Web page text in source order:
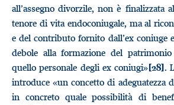
all’assegno divorzile, non è finalizzata
tenore di vita endoconiugale, ma al
e del contributo fornito dall’ex coniuge
debole alla formazione del
quello personale degli ex coniugi»[28].
introduce «un concetto di adeguatezza
in concreto quale possibilità di